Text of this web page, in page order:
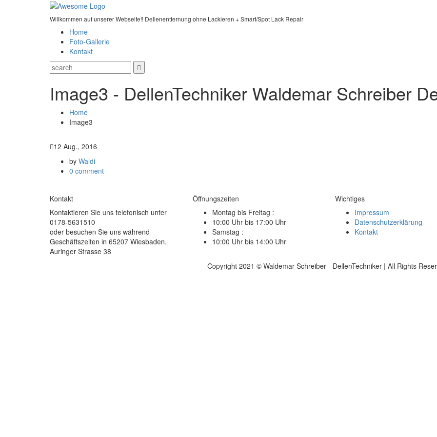
Willkommen auf unserer Webseite!! Dellenentfernung ohne Lackieren + Smart/Spot Lack Repair
Home
Foto-Gallerie
Kontakt
Image3 - DellenTechniker Waldemar Schreiber
Home
Image3
12 Aug., 2016
by Waldi
0 comment
Kontakt
Kontaktieren Sie uns telefonisch unter
0178-5631510
oder besuchen Sie uns während
Geschäftszeiten in 65207 Wiesbaden,
Auringer Strasse 38
Öffnungszeiten
Montag bis Freitag :
10:00 Uhr bis 17:00 Uhr
Samstag :
10:00 Uhr bis 14:00 Uhr
Wichtiges
Impressum
Datenschutzerklärung
Kontakt
Copyright 2021 © Waldemar Schreiber - DellenTechniker | All Rights